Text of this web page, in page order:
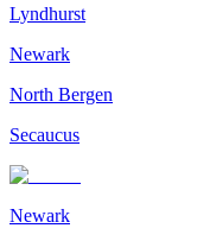
Lyndhurst
Newark
North Bergen
Secaucus
Newark